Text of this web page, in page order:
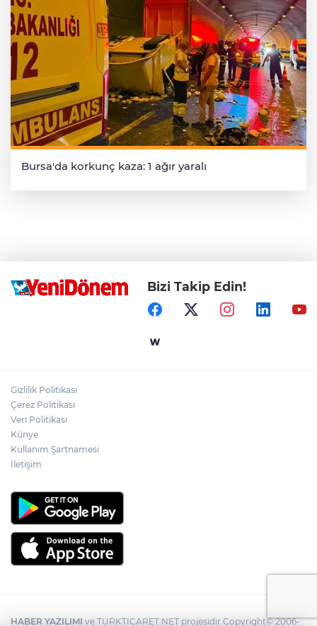
Bursa'da korkunç kaza: 1 ağır yaralı
Bizi Takip Edin!
Gizlilik Politikası
Çerez Politikası
Veri Politikası
Künye
Kullanım Şartnamesi
İletişim
HABER YAZILIMI ve TURKTICARET.NET projesidir Copyright© 2006-